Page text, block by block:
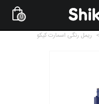
0
> ریمل رنگی اسمارت کیکو